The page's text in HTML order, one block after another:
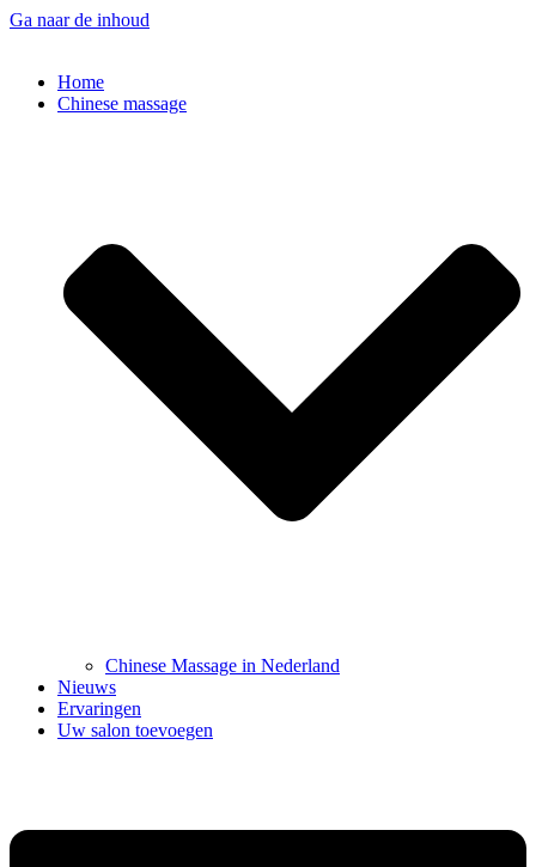
Ga naar de inhoud
Home
Chinese massage
Chinese Massage in Nederland
Nieuws
Ervaringen
Uw salon toevoegen